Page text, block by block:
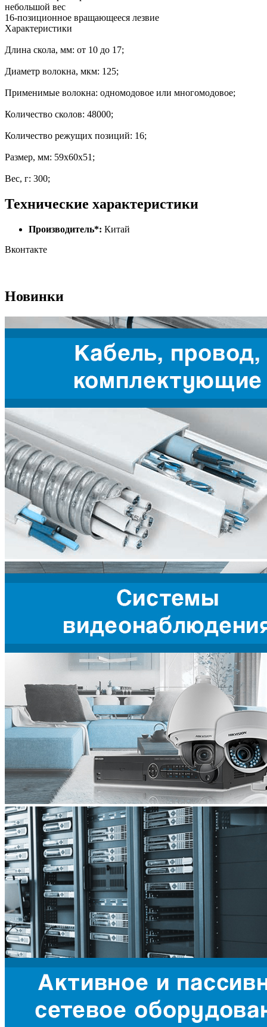
небольшой вес
16-позиционное вращающееся лезвие
Характеристики
Длина скола, мм: от 10 до 17;
Диаметр волокна, мкм: 125;
Применимые волокна: одномодовое или многомодовое;
Количество сколов: 48000;
Количество режущих позиций: 16;
Размер, мм: 59x60x51;
Вес, г: 300;
Технические характеристики
Производитель*: Китай
Вконтакте
Новинки